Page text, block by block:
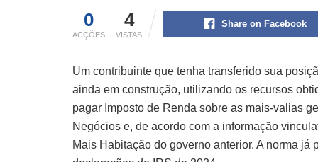
0
ACÇÕES
4
VISTAS
Share on Facebook
Um contribuinte que tenha transferido sua
ainda em construção, utilizando os recursos
pagar Imposto de Renda sobre as mais-valias
Negócios e, de acordo com a informação
Mais Habitação do governo anterior. A norma